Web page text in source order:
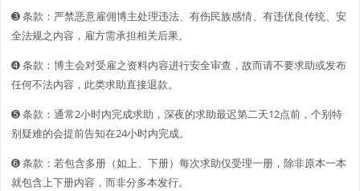
➌ 条款：严禁恶意雇佣博主处理违法、有伤民族感情、有违优良传统、安
全法规之内容，雇方需承担相关后果。
➍ 条款：博主会对受雇之资料内容进行安全审查，故而请不要求助或发布
任何不法内容，此类求助直接退款。
➎ 条款：通常2小时内完成求助，深夜的求助最迟第二天12点前，个别特
别疑难的会提前告知在24小时内完成。
➏ 条款：若包含多册（如上、下册）每次求助仅受理一册，除非原本一本
就包含上下册内容，而非分多本发行。